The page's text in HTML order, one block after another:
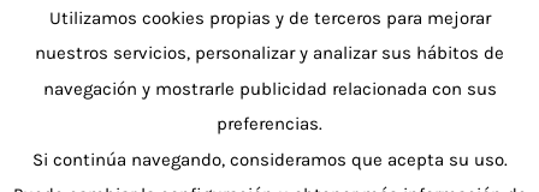
Utilizamos cookies propias y de terceros para mejorar
nuestros servicios, personalizar y analizar sus hábitos de
navegación y mostrarle publicidad relacionada con sus
preferencias.
Si continúa navegando, consideramos que acepta su uso.